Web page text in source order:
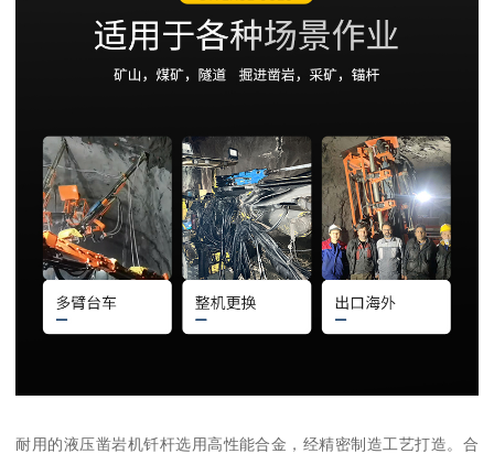
耐用的液压凿岩机钎杆选用高性能合金，经精密制造工艺打造。合